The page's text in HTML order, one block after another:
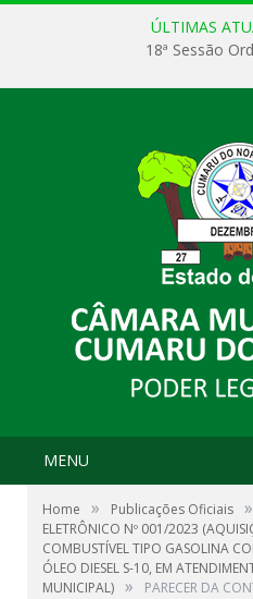
ÚLTIMAS
18ª Sessão
MENU
Home » Publicações Oficiais »
ELETRÔNICO Nº 001/2023
COMBUSTÍVEL TIPO GASOLINA
ÓLEO DIESEL S-10, EM
MUNICIPAL) » PARECER DA